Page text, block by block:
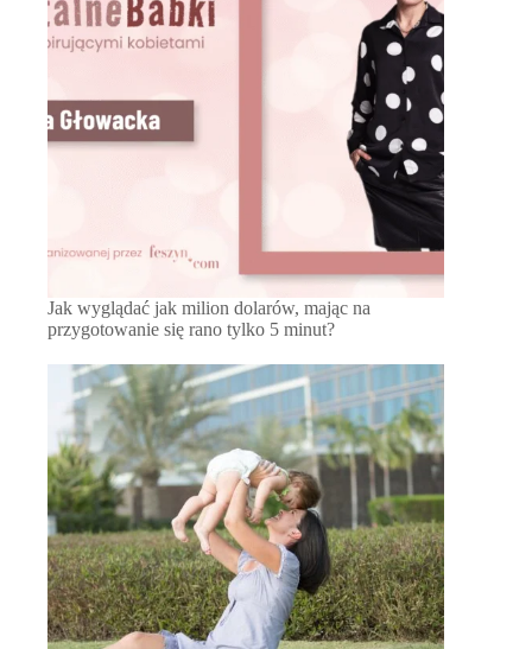
Jak wyglądać jak milion dolarów, mając na
przygotowanie się rano tylko 5 minut?